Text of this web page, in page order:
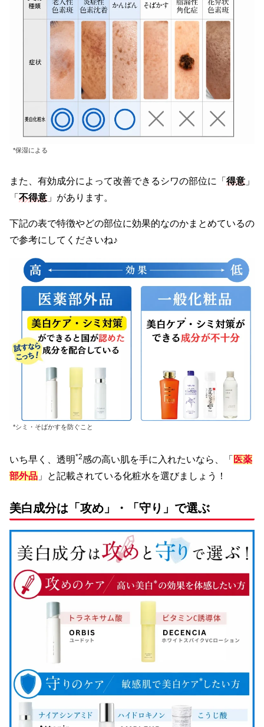
*保湿による
また、有効成分によって改善できるシワの部位に「 得意 」
「 不得意 」があります。
下記の表で特徴やどの部位に効果的なのかまとめているの
で参考にしてくださいね♪
*シミ・そばかすを防ぐこと
いち早く、透明*2感の高い肌を手に入れたいなら、「 医薬
部外品 」と記載されている化粧水を選びましょう！
美白成分は「攻め」・「守り」で選ぶ